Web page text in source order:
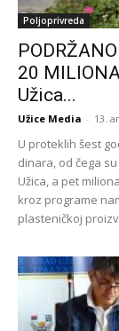
Poljoprivreda
20
Užica...
Užice Media - 13.
U proteklih šest
dinara, od čega
Užica, a pet
kroz programe
plasteničkoj